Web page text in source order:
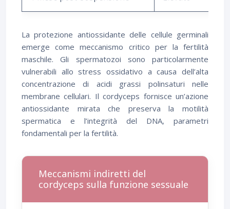
La protezione antiossidante delle cellule germinali
emerge come meccanismo critico per la fertilità
maschile. Gli spermatozoi sono particolarmente
vulnerabili allo stress ossidativo a causa dell’alta
concentrazione di acidi grassi polinsaturi nelle
membrane cellulari. Il cordyceps fornisce un’azione
antiossidante mirata che preserva la motilità
spermatica e l’integrità del DNA, parametri
fondamentali per la fertilità.
Meccanismi indiretti del
cordyceps sulla funzione sessuale